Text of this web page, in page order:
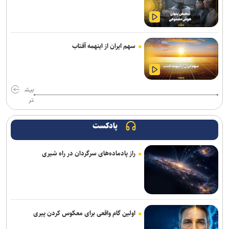
تداوم رگبار و رعدوبرق در ارتفاعات شمال‌غرب و البرز/ وزش باد شدید و
گردوخاک در نقاط مختلف کشور
تأکید معاون مهندسی سازمان بنادر بر تسریع در تکمیل پروژه‌های عمرانی
بندر امیرآباد
وزیر راه و شهرسازی: رسانه‌ها در صیانت از حقیقت و انسجام ملی نقشی
سفر تهیه کنید
مدنی‌زاده: رسانه‌های مسئول، سرمایه‌ای ارزشمند برای حکمرانی اقتصادی
کارآمد هستند
خبرنگاران دیده‌بانان آگاه جامعه هستند
سهم ایران از اینهمه آفتاب
بیش
تر
پادکست
راز پادماده‌های سرگردان در راه شیری
اولین گام واقعی برای معکوس کردن پیری